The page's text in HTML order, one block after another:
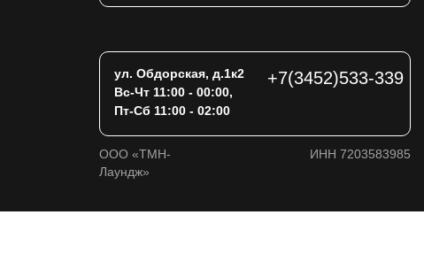
ООО «ТМН-
Лаундж»
ИНН 7203583985
+7(3452)533-339
ул. Обдорская, д.1к2
Вс-Чт 11:00 - 00:00,
Пт-Сб 11:00 - 02:00